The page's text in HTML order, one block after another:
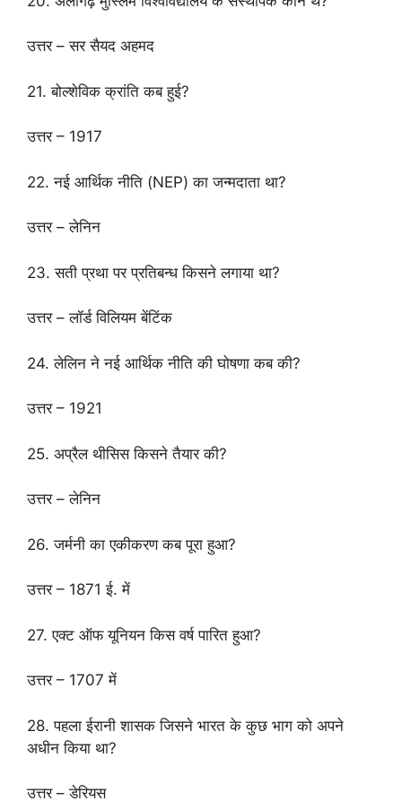
उत्तर – सर सैयद अहमद
21. बोल्शेविक क्रांति कब हुई?
उत्तर – 1917
22. नई आर्थिक नीति (NEP) का जन्मदाता था?
उत्तर – लेनिन
23. सती प्रथा पर प्रतिबन्ध किसने लगाया था?
उत्तर – लॉर्ड विलियम बेंटिंक
24. लेलिन ने नई आर्थिक नीति की घोषणा कब की?
उत्तर – 1921
25. अप्रैल थीसिस किसने तैयार की?
उत्तर – लेनिन
26. जर्मनी का एकीकरण कब पूरा हुआ?
उत्तर – 1871 ई. में
27. एक्ट ऑफ यूनियन किस वर्ष पारित हुआ?
उत्तर – 1707 में
28. पहला ईरानी शासक जिसने भारत के कुछ भाग को अपने
अधीन किया था?
उत्तर – डेरियस